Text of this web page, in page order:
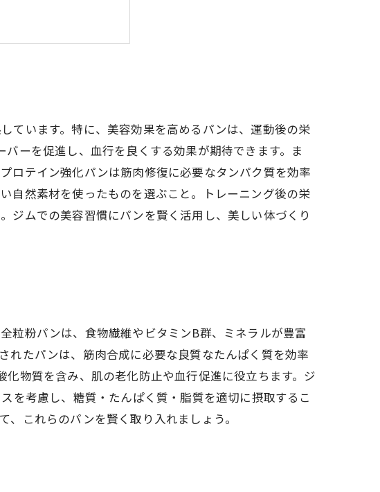
ニング習慣の完成
活用術
ています。特に、美容効果を高めるパンは、運動後の栄
ーを促進し、血行を良くする効果が期待できます。ま
ロテイン強化パンは筋肉修復に必要なタンパク質を効率
自然素材を使ったものを選ぶこと。トレーニング後の栄
ジムでの美容習慣にパンを賢く活用し、美しい体づくり
粒粉パンは、食物繊維やビタミンB群、ミネラルが豊富
れたパンは、筋肉合成に必要な良質なたんぱく質を効率
物質を含み、肌の老化防止や血行促進に役立ちます。ジ
を考慮し、糖質・たんぱく質・脂質を適切に摂取するこ
これらのパンを賢く取り入れましょう。